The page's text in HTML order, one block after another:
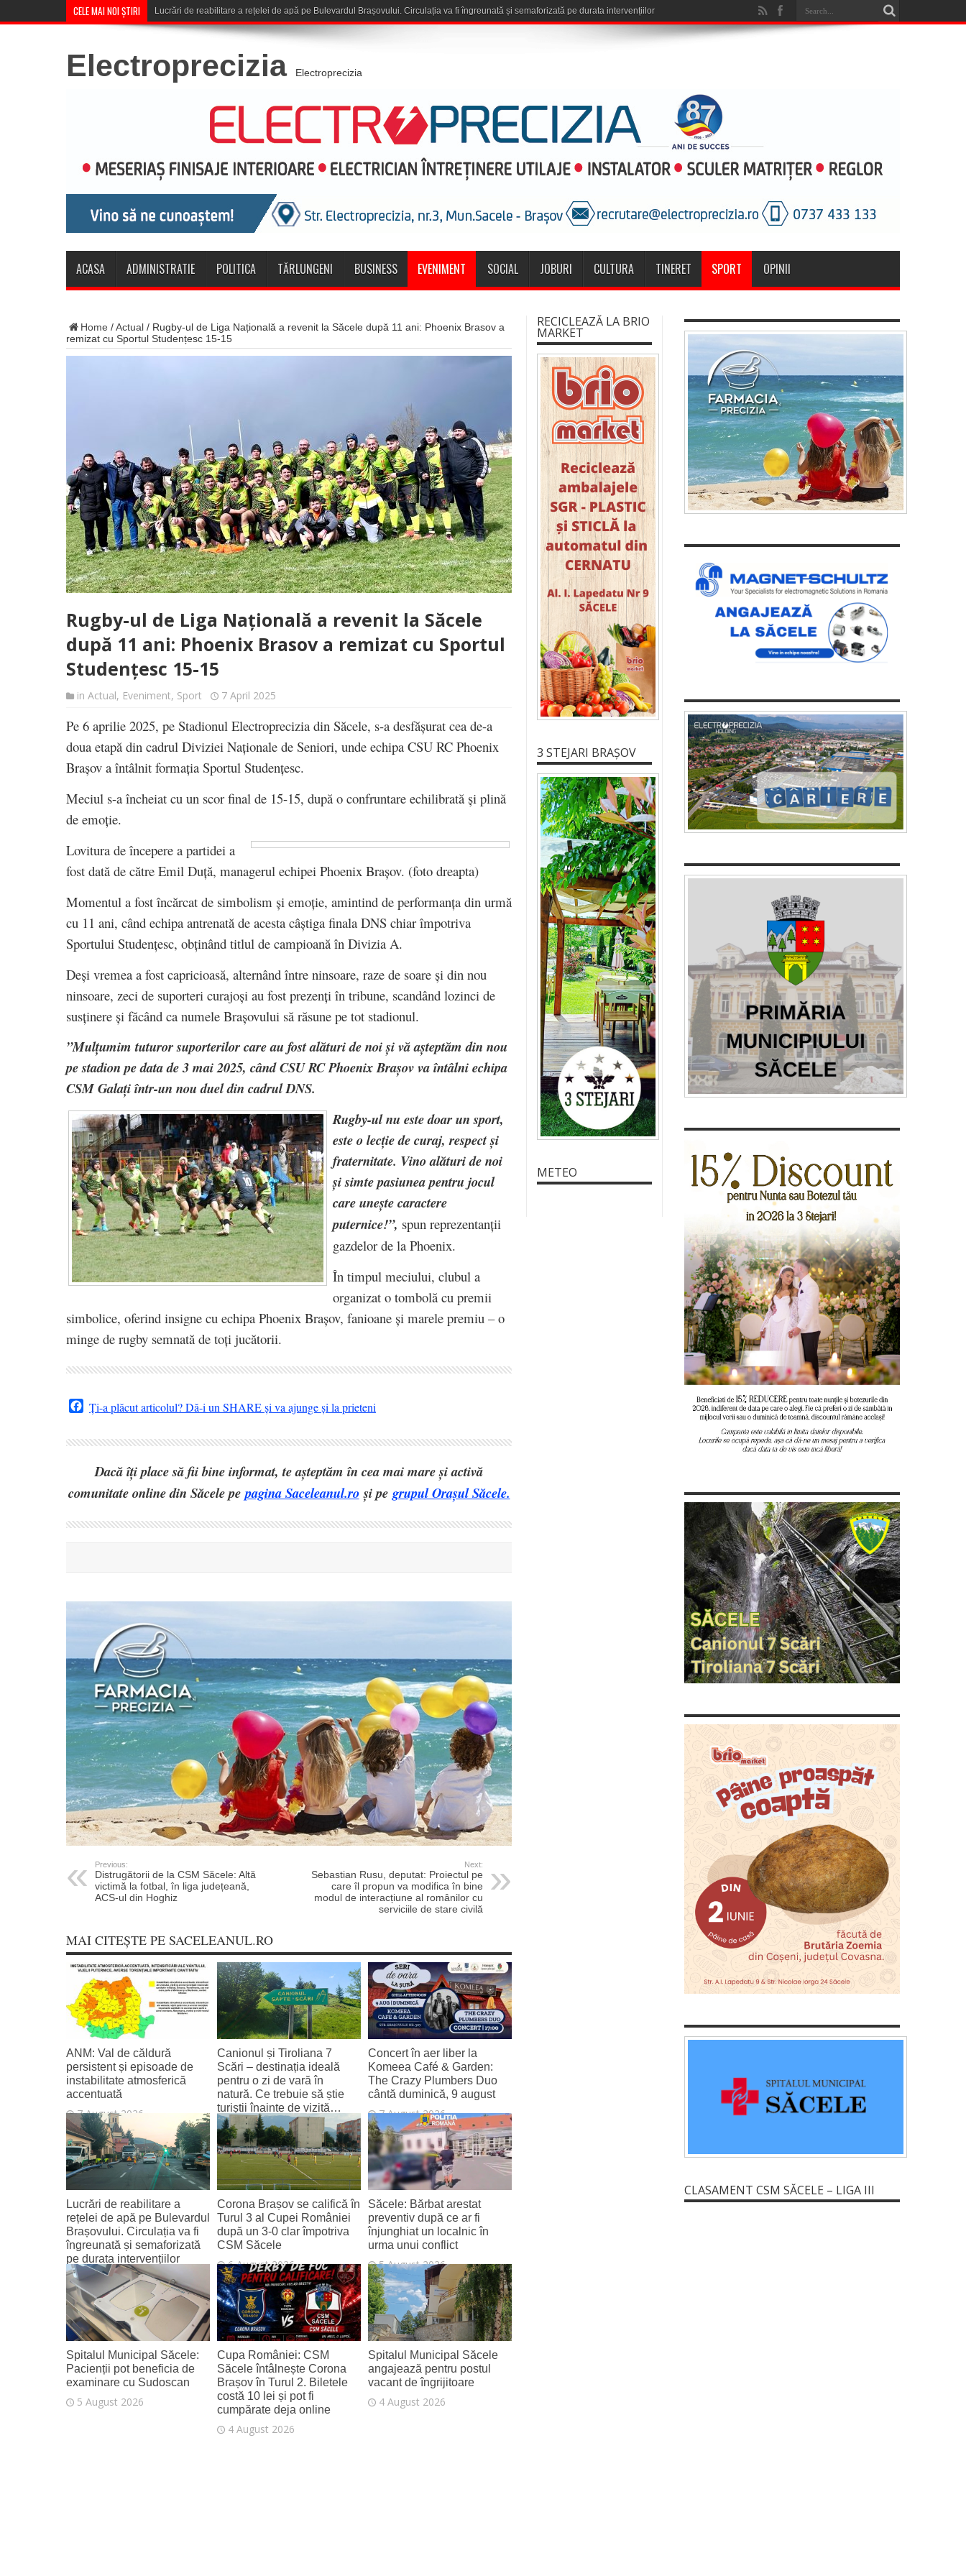
CELE MAI NOI ȘTIRI Corona Brașov se califică în Tu
Electroprecizia Electroprecizia
ACASA ADMINISTRATIE POLITICA TĂRLUNGENI BUSINESS EVENIMENT SOCIAL JOBURI CULTURA TINERET SPORT OPINII
Home /Actual / Rugby-ul de Liga Națională a revenit la Săcele după 11 ani: Phoenix Brasov a
remizat cu Sportul Studențesc 15-15
Rugby-ul de Liga Națională a revenit la Săcele
după 11 ani: Phoenix Brasov a remizat cu Sportul
Studențesc 15-15
in Actual, Eveniment, Sport 7 April 2025
Pe 6 aprilie 2025, pe Stadionul Electroprecizia din Săcele, s-a desfășurat cea de-a
doua etapă din cadrul Diviziei Naționale de Seniori, unde echipa CSU RC Phoenix
Brașov a întâlnit formația Sportul Studențesc.
Meciul s-a încheiat cu un scor final de 15-15, după o confruntare echilibrată și plină
de emoție.
Lovitura de începere a partidei a
fost dată de către Emil Duță, managerul echipei Phoenix Brașov. (foto dreapta)
Momentul a fost încărcat de simbolism și emoție, amintind de performanța din urmă
cu 11 ani, când echipa antrenată de acesta câștiga finala DNS chiar împotriva
Sportului Studențesc, obținând titlul de campioană în Divizia A.
Deși vremea a fost capricioasă, alternând între ninsoare, raze de soare și din nou
ninsoare, zeci de suporteri curajoși au fost prezenți în tribune, scandând lozinci de
susținere și făcând ca numele Brașovului să răsune pe tot stadionul.
”Mulțumim tuturor suporterilor care au fost alături de noi și vă așteptăm din nou
pe stadion pe data de 3 mai 2025, când CSU RC Phoenix Brașov va întâlni echipa
CSM Galați într-un nou duel din cadrul DNS.
Rugby-ul nu este doar un sport,
este o lecție de curaj, respect și
fraternitate. Vino alături de noi
și simte pasiunea pentru jocul
care unește caractere
puternice!”, spun reprezentanții
gazdelor de la Phoenix.
În timpul meciului, clubul a
organizat o tombolă cu premii
simbolice, oferind insigne cu echipa Phoenix Brașov, fanioane și marele premiu – o
minge de rugby semnată de toți jucătorii.
Facebook
Ți-a plăcut articolul? Dă-i un SHARE și va ajunge și la prieteni
Dacă îți place să fii bine informat, te așteptăm în cea mai mare și activă
comunitate online din Săcele pepagina Saceleanul.roși pe grupul Orașul Săcele.
Previous:
Distrugătorii de la CSM Săcele: Altă
victimă la fotbal, în liga județeană,
ACS-ul din Hoghiz
Next:
Sebastian Rusu, deputat: Proiectul pe
care îl propun va modifica în bine
modul de interacțiune al românilor cu
serviciile de stare civilă
MAI CITEȘTE PE SACELEANUL.RO
ANM: Val de căldură
persistent și episoade de
instabilitate atmosferică
accentuată
7 August 2026
Canionul și Tiroliana 7
Scări – destinația ideală
pentru o zi de vară în
natură. Ce trebuie să știe
turiștii înainte de vizită…
7 August 2026
Concert în aer liber la
Komeea Café & Garden:
The Crazy Plumbers Duo
cântă duminică, 9 august
7 August 2026
Lucrări de reabilitare a
rețelei de apă pe Bulevardul
Brașovului. Circulația va fi
îngreunată și semaforizată
pe durata intervențiilor
6 August 2026
Corona Brașov se califică în
Turul 3 al Cupei României
după un 3-0 clar împotriva
CSM Săcele
6 August 2026
Săcele: Bărbat arestat
preventiv după ce ar fi
înjunghiat un localnic în
urma unui conflict
5 August 2026
Spitalul Municipal Săcele:
Pacienții pot beneficia de
examinare cu Sudoscan
5 August 2026
Cupa României: CSM
Săcele întâlnește Corona
Brașov în Turul 2. Biletele
costă 10 lei și pot fi
cumpărate deja online
4 August 2026
Spitalul Municipal Săcele
angajează pentru postul
vacant de îngrijitoare
4 August 2026
RECICLEAZĂ LA BRIO
MARKET
3 STEJARI BRAȘOV
METEO
CLASAMENT CSM SĂCELE – LIGA III